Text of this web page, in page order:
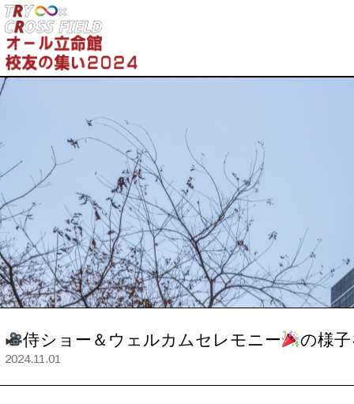
侍ショー＆ウェルカムセレモニー の様
2024.11.01